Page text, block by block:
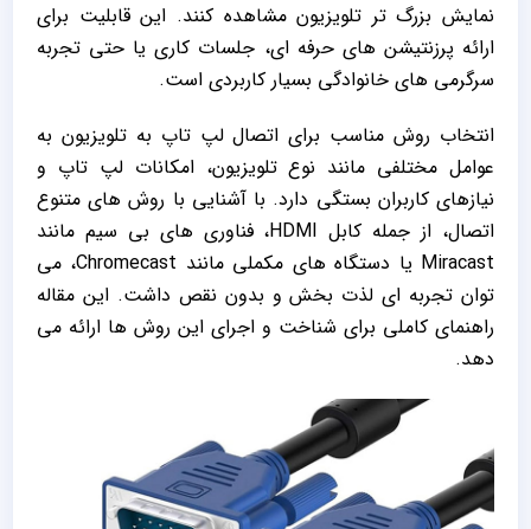
‌نمایش بزرگ ‌تر تلویزیون مشاهده کنند. این قابلیت برای
ارائه پرزنتیشن ‌های حرفه ‌ای، جلسات کاری یا حتی تجربه
سرگرمی ‌های خانوادگی بسیار کاربردی است.
انتخاب روش مناسب برای اتصال لپ تاپ به تلویزیون به
عوامل مختلفی مانند نوع تلویزیون، امکانات لپ تاپ و
نیازهای کاربران بستگی دارد. با آشنایی با روش ‌های متنوع
اتصال، از جمله کابل HDMI، فناوری ‌های بی ‌سیم مانند
Miracast یا دستگاه‌ های مکملی مانند Chromecast، می
‌توان تجربه ‌ای لذت ‌بخش و بدون نقص داشت. این مقاله
راهنمای کاملی برای شناخت و اجرای این روش ‌ها ارائه می‌
دهد.